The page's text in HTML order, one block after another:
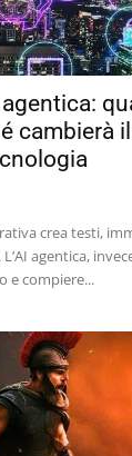
cambierà
crea testi,
agentica,
e compiere...